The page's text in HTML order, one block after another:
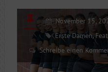
November 15,
Erste Damen,
Schreibe einen